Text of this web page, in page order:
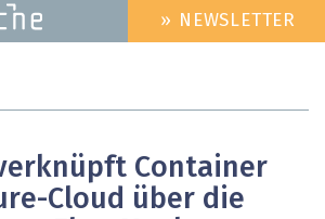
HEADER
MENU
» NEWSLETTER
Container
Cloud über die